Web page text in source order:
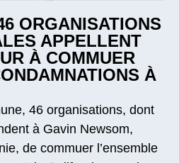
ORGANISATIONS
APPELLENT
À COMMUER
À
46 organisations, dont
à Gavin Newsom,
de commuer l’ensemble